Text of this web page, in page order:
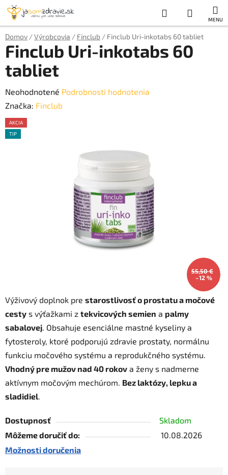
Prejsť
obsah
Hľadať
KOŠÍK
Domov /Výrobcovia / Finclub / Finclub Uri-inkotabs 60 tabliet
Výživový doplnok pre starostlivosť o prostatu a močové
cesty s výťažkami z tekvicových semien a palmy
sabalovej. Obsahuje esenciálne mastné kyseliny a
fytosteroly, ktoré podporujú zdravie prostaty, normálnu
funkciu močového systému a reprodukčného systému.
Vhodný pre mužov nad 40 rokov a ženy s nadmerne
aktívnym močovým mechúrom. Bez laktózy, lepku a
sladidiel.
Dostupnosť
Skladom
Môžeme doručiť do:
10.08.2026
Možnosti doručenia
Finclub Uri-inkotabs 60
tabliet
Priemerné
hodnotenie
produktu
je
Neohodnotené Podrobnosti hodnotenia
Značka: Finclub
AKCIA
TIP
55,50 €
–12 %